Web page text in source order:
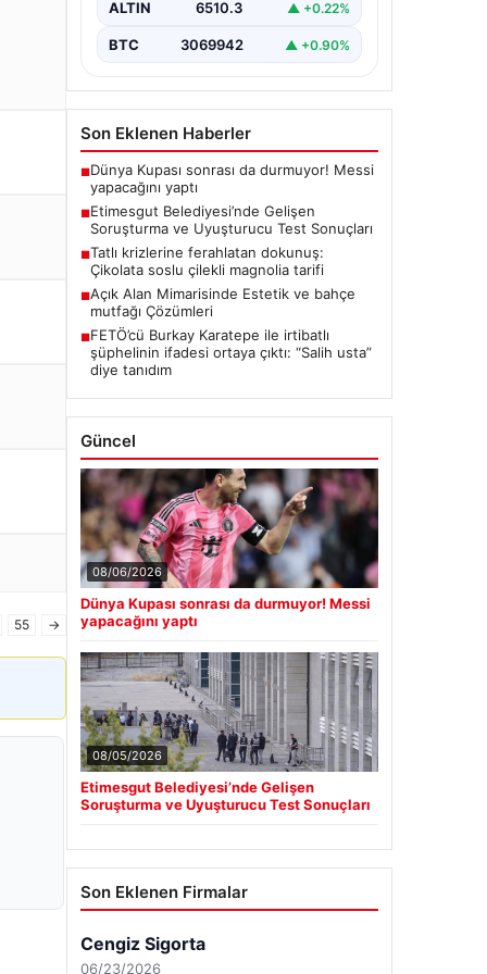
55 →
seriyor. Soruşturma kapsamında,…
ALTIN 6510.3 ▲ +0.22%
BTC 3069942 ▲ +0.90%
Son Eklenen Haberler
■Dünya Kupası sonrası da durmuyor! Messi
yapacağını yaptı
■Etimesgut Belediyesi’nde Gelişen
Soruşturma ve Uyuşturucu Test Sonuçları
■Tatlı krizlerine ferahlatan dokunuş:
Çikolata soslu çilekli magnolia tarifi
■Açık Alan Mimarisinde Estetik ve bahçe
mutfağı Çözümleri
■FETÖ’cü Burkay Karatepe ile irtibatlı
şüphelinin ifadesi ortaya çıktı: “Salih usta”
diye tanıdım
Güncel
08/06/2026
Dünya Kupası sonrası da durmuyor! Messi
yapacağını yaptı
08/05/2026
Etimesgut Belediyesi’nde Gelişen
Soruşturma ve Uyuşturucu Test Sonuçları
Son Eklenen Firmalar
Cengiz Sigorta
06/23/2026